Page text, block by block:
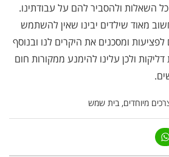
השאלות ולהסביר להם על עבודתינו.
מאוד שילדים יבינו שאין להשתמש
לפציעות ומסכנים את היקרים לנו ובנוסף
ולכן עלינו להימנע ממקורות חום
מיוחדים, בית שמש